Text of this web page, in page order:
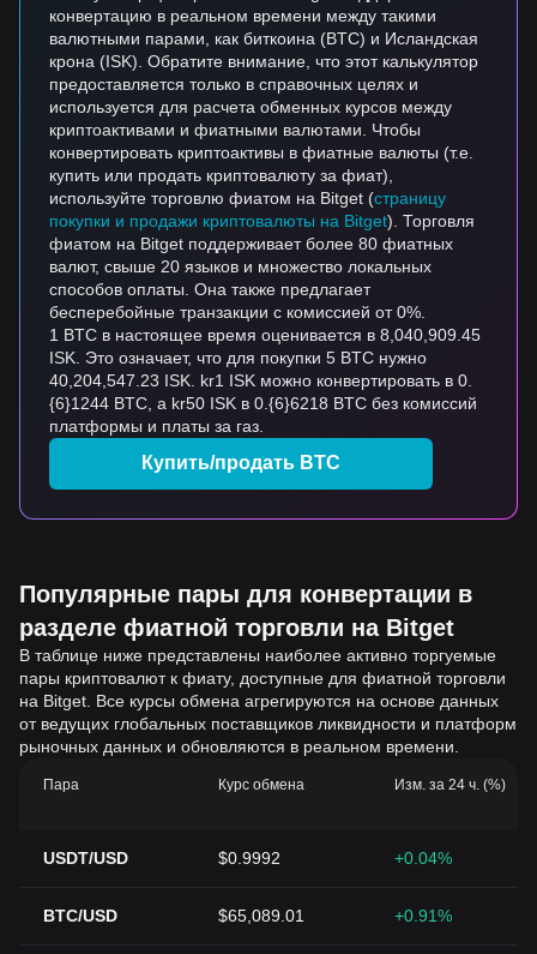
конвертацию в реальном времени между такими
валютными парами, как биткоина (BTC) и Исландская
крона (ISK). Обратите внимание, что этот калькулятор
предоставляется только в справочных целях и
используется для расчета обменных курсов между
криптоактивами и фиатными валютами. Чтобы
конвертировать криптоактивы в фиатные валюты (т.е.
купить или продать криптовалюту за фиат),
используйте торговлю фиатом на Bitget (страницу
покупки и продажи криптовалюты на Bitget). Торговля
фиатом на Bitget поддерживает более 80 фиатных
валют, свыше 20 языков и множество локальных
способов оплаты. Она также предлагает
бесперебойные транзакции с комиссией от 0%.
1 BTC в настоящее время оценивается в 8,040,909.45
ISK. Это означает, что для покупки 5 BTC нужно
40,204,547.23 ISK. kr1 ISK можно конвертировать в 0.
{6}1244 BTC, а kr50 ISK в 0.{6}6218 BTC без комиссий
платформы и платы за газ.
Купить/продать BTC
Популярные пары для конвертации в
разделе фиатной торговли на Bitget
В таблице ниже представлены наиболее активно торгуемые
пары криптовалют к фиату, доступные для фиатной торговли
на Bitget. Все курсы обмена агрегируются на основе данных
от ведущих глобальных поставщиков ликвидности и платформ
рыночных данных и обновляются в реальном времени.
Пара Курс обмена Изм. за 24 ч. (%)
USDT/USD $0.9992 +0.04%
BTC/USD $65,089.01 +0.91%